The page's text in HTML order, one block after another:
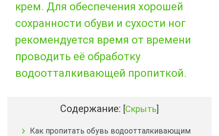
крем. Для обеспечения хорошей
сохранности обуви и сухости ног
рекомендуется время от времени
проводить её обработку
водоотталкивающей пропиткой.
Содержание: [Скрыть]
Как пропитать обувь водоотталкивающим